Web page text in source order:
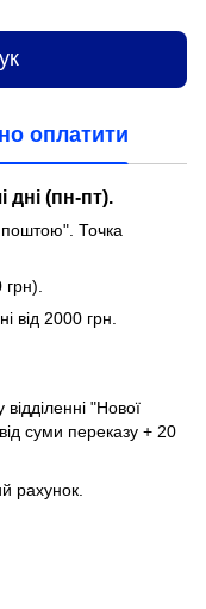
оплатити
(пн-пт).
поштою". Точка
від 2000 грн.
"Нової
суми переказу + 20
рахунок.